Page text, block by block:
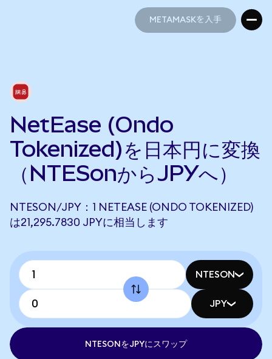
METAMASKを入手
NetEase (Ondo
Tokenized)を日本円に変換
（NTESonからJPYへ）
NTESON/JPY：1 NETEASE (ONDO TOKENIZED)
は21,295.7830 JPYに相当します
NTESON
JPY
NTESONをJPYにスワップ